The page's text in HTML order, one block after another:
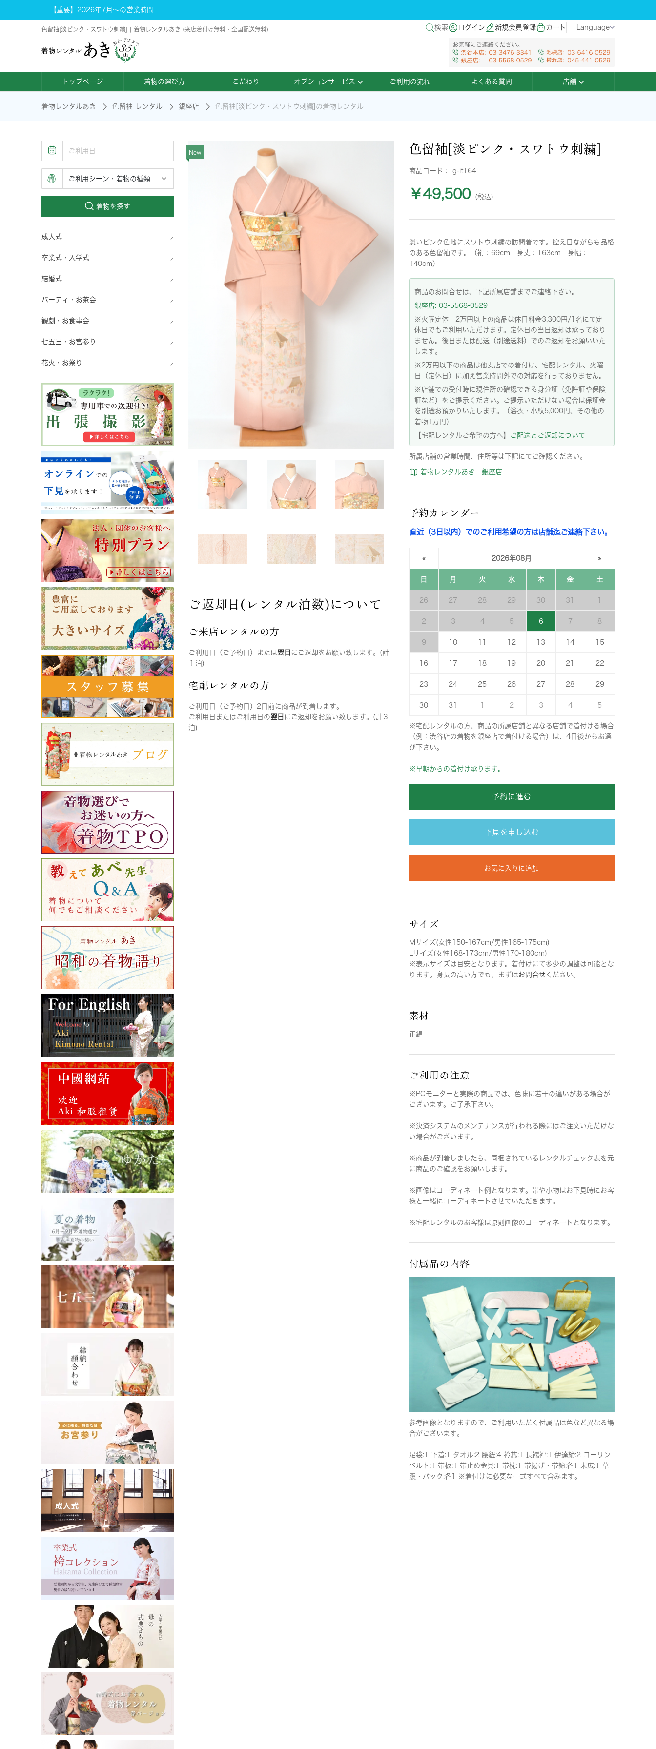
【重要】2026年7月～の営業時間
色留袖[淡ピンク・スワトウ刺繍] | 着物レンタルあき (来店着付け無料・全国配送無料) 検索 ログイン 新規会員登録 カート Language
トップページ 着物の選び方 こだわり オプションサービス ご利用の流れ よくある質問 店舗
着物レンタルあき 色留袖 レンタル 銀座店 色留袖[淡ピンク・スワトウ刺繍]の着物レンタル
着物を探す
成人式
卒業式・入学式
結婚式
パーティ・お茶会
観劇・お食事会
七五三・お宮参り
花火・お祭り
New
ご返却日(レンタル泊数)について
ご来店レンタルの方
ご利用日（ご予約日）または翌日 にご返却をお願い致します。(計
１泊)
宅配レンタルの方
ご利用日（ご予約日）2日前に商品が到着します。
ご利用日またはご利用日の翌日 にご返却をお願い致します。(計３
泊)
色留袖[淡ピンク・スワトウ刺繍]
商品コード： g-it164
￥49,500 (税込)
淡いピンク色地にスワトウ刺繍の訪問着です。控え目ながらも品格
のある色留袖です。（裄：69cm 身丈：163cm 身幅：
140cm）
商品のお問合せは、下記所属店舗までご連絡下さい。
銀座店: 03-5568-0529
※火曜定休 2万円以上の商品は休日料金3,300円/1名にて定
休日でもご利用いただけます。定休日の当日返却は承っており
ません。後日または配送（別途送料）でのご返却をお願いいた
します。
※2万円以下の商品は他支店での着付け、宅配レンタル、火曜
日（定休日）に加え営業時間外での対応を行っておりません。
※店舗での受付時に現住所の確認できる身分証（免許証や保険
証など）をご提示ください。ご提示いただけない場合は保証金
を別途お預かりいたします。（浴衣・小紋5,000円、その他の
着物1万円）
【宅配レンタルご希望の方へ】
ご配送とご返却について
所属店舗の営業時間、住所等は下記にてご確認ください。
着物レンタルあき 銀座店
予約カレンダー
直近（3日以内）でのご利用希望の方は店舗迄ご連絡下さい。
« 2026年08月 »
日 月 火 水 木 金 土
26 27 28 29 30 31 1
2 3 4 5 6 7 8
9 10 12 13 14 15
16 17 18 19 20 21 22
23 24 25 26 27 28 29
30 31 2 3 4 5
※宅配レンタルの方、商品の所属店舗と異なる店舗で着付ける場合
（例：渋谷店の着物を銀座店で着付ける場合）は、4日後からお選
び下さい。
※早朝からの着付け承ります。
予約に進む
下見を申し込む
お気に入りに追加
サイズ
Mサイズ(女性150-167cm/男性165-175cm)
Lサイズ(女性168-173cm/男性170-180cm)
※表示サイズは目安となります。着付けにて多少の調整は可能とな
ります。身長の高い方でも、まずはお問合せ ください。
素材
正絹
ご利用の注意
※PCモニターと実際の商品では、色味に若干の違いがある場合が
ございます。ご了承下さい。
※決済システムのメンテナンスが行われる際にはご注文いただけな
い場合がございます。
※商品が到着しましたら、同梱されているレンタルチェック表を元
に商品のご確認をお願いします。
※画像はコーディネート例となります。帯や小物はお下見時にお客
様と一緒にコーディネートさせていただきます。
※宅配レンタルのお客様は原則画像のコーディネートとなります。
付属品の内容
参考画像となりますので、ご利用いただく付属品は色など異なる場
合がございます。
足袋:1 下着:1 タオル:2 腰紐:4 衿芯:1 長襦袢:1 伊達締:2 コーリン
ベルト:1 帯板:1 帯止め金具:1 帯枕:1 帯揚げ・帯締:各1 末広:1 草
履・バック:各1 ※着付けに必要な一式すべて含みます。